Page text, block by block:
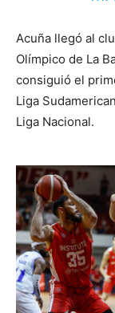
Acuña llegó al
Olímpico de La
consiguió el
Liga
Liga Nacional.